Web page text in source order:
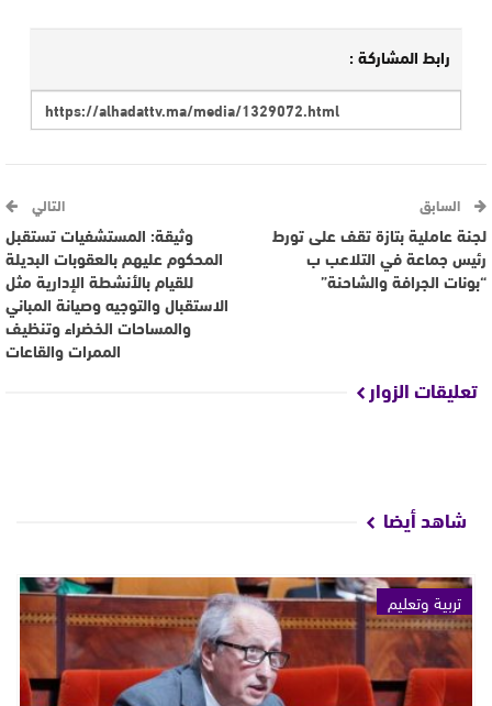
رابط المشاركة :
السابق
لجنة عاملية بتازة تقف على تورط
رئيس جماعة في التلاعب ب
“بونات الجرافة والشاحنة”
التالي
وثيقة: المستشفيات تستقبل
المحكوم عليهم بالعقوبات البديلة
للقيام بالأنشطة الإدارية مثل
الاستقبال والتوجيه وصيانة المباني
والمساحات الخضراء وتنظيف
الممرات والقاعات
تعليقات الزوار
شاهد أيضا
تربية وتعليم